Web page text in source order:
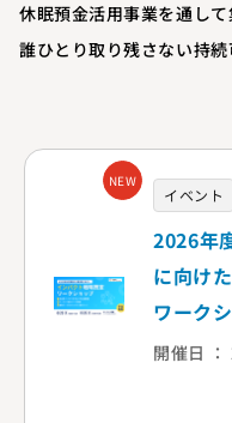
休眠預金活用事業を通して
誰ひとり取り残さない持続
NEW
イベント
2026年
に向け
ワーク
開催日